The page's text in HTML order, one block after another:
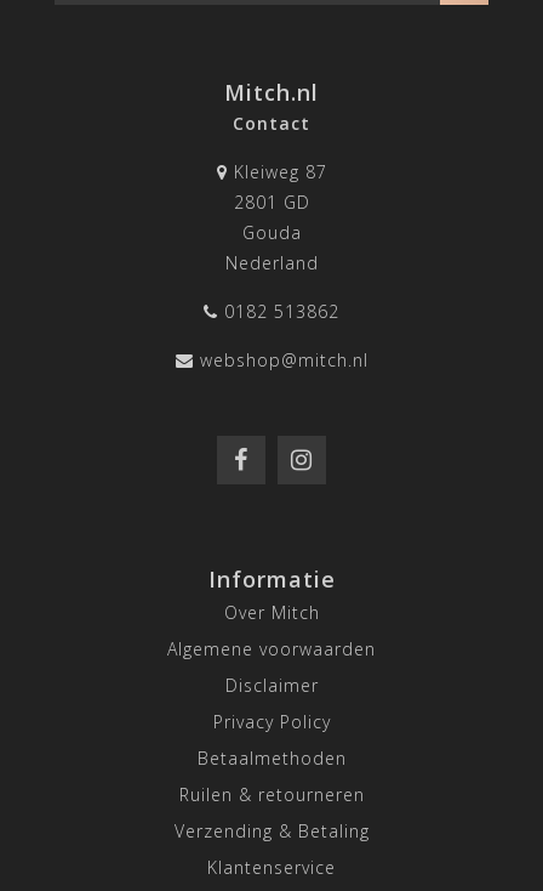
Mitch.nl
Contact
Kleiweg 87
2801 GD
Gouda
Nederland
0182 513862
webshop@mitch.nl
Informatie
Over Mitch
Algemene voorwaarden
Disclaimer
Privacy Policy
Betaalmethoden
Ruilen & retourneren
Verzending & Betaling
Klantenservice